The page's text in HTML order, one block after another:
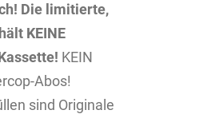
Die limitierte,
KEINE
KEIN
Abos!
sind Originale